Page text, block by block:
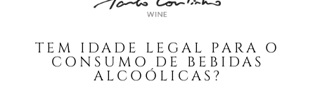
TEM IDADE LEGAL PARA O
CONSUMO DE BEBIDAS
ALCOÓLICAS?
MUST – VINHA do
Fevereiro 9, 2025
Vinhos com Assinatura